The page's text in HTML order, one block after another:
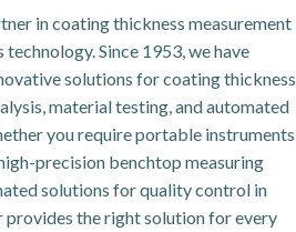
in coating thickness measurement
Since 1953, we have
solutions for coating thickness
material testing, and automated
you require portable instruments
precision benchtop measuring
solutions for quality control in
provides the right solution for every